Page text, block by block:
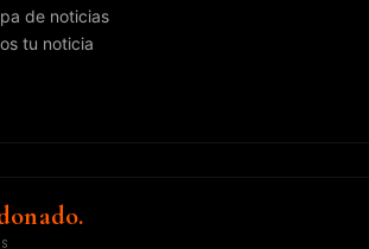
de noticias
tu noticia